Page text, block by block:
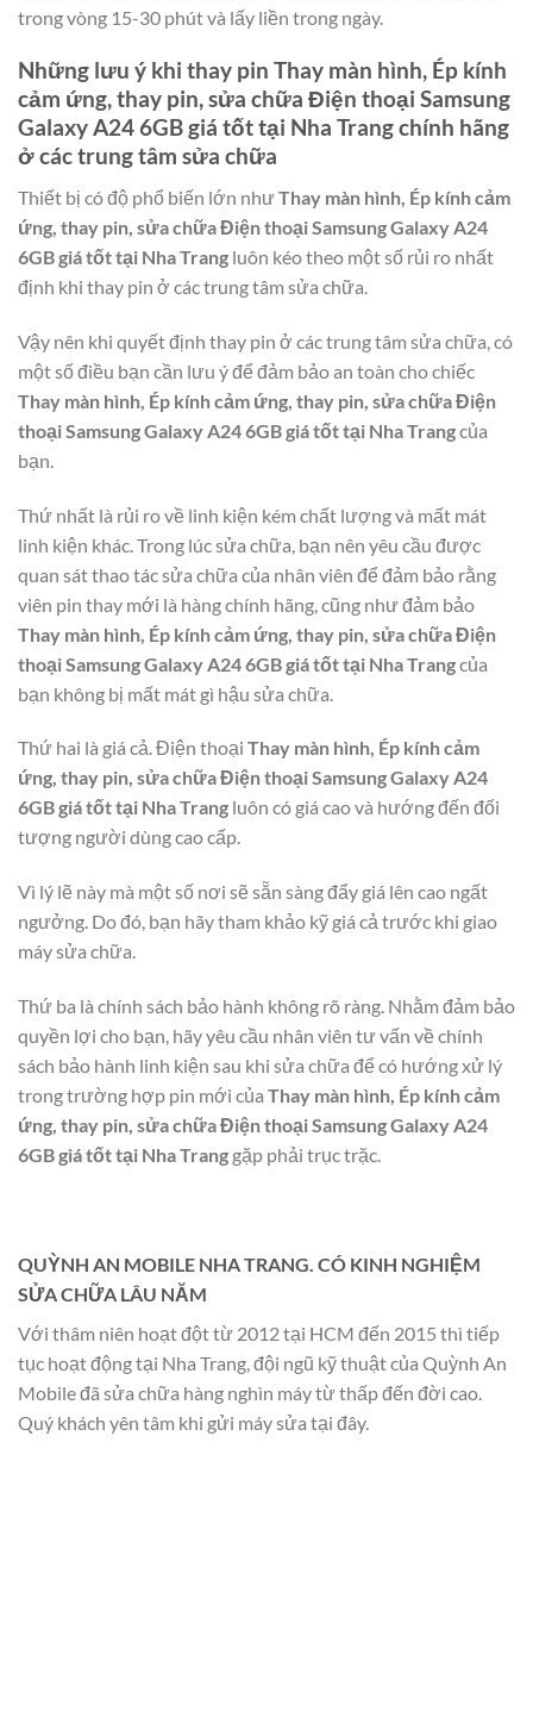
trong vòng 15-30 phút và lấy liền trong ngày.
Những lưu ý khi thay pin Thay màn hình, Ép kính
cảm ứng, thay pin, sửa chữa Điện thoại Samsung
Galaxy A24 6GB giá tốt tại Nha Trangchính hãng
ở các trung tâm sửa chữa
Thiết bị có độ phổ biến lớn nhưThay màn hình, Ép kính cảm
ứng, thay pin, sửa chữa Điện thoại Samsung Galaxy A24
6GB giá tốt tại Nha Trang luôn kéo theo một số rủi ro nhất
định khi thay pin ở các trung tâm sửa chữa.
Vậy nên khi quyết định thay pin ở các trung tâm sửa chữa, có
một số điều bạn cần lưu ý để đảm bảo an toàn cho chiếc
Thay màn hình, Ép kính cảm ứng, thay pin, sửa chữa Điện
thoại Samsung Galaxy A24 6GB giá tốt tại Nha Trangcủa
bạn.
Thứ nhất là rủi ro về linh kiện kém chất lượng và mất mát
linh kiện khác. Trong lúc sửa chữa, bạn nên yêu cầu được
quan sát thao tác sửa chữa của nhân viên để đảm bảo rằng
viên pin thay mới là hàng chính hãng, cũng như đảm bảo
Thay màn hình, Ép kính cảm ứng, thay pin, sửa chữa Điện
thoại Samsung Galaxy A24 6GB giá tốt tại Nha Trangcủa
bạn không bị mất mát gì hậu sửa chữa.
Thứ hai là giá cả. Điện thoại Thay màn hình, Ép kính cảm
ứng, thay pin, sửa chữa Điện thoại Samsung Galaxy A24
6GB giá tốt tại Nha Trang luôn có giá cao và hướng đến đối
tượng người dùng cao cấp.
Vì lý lẽ này mà một số nơi sẽ sẵn sàng đẩy giá lên cao ngất
ngưởng. Do đó, bạn hãy tham khảo kỹ giá cả trước khi giao
máy sửa chữa.
Thứ ba là chính sách bảo hành không rõ ràng. Nhằm đảm bảo
quyền lợi cho bạn, hãy yêu cầu nhân viên tư vấn về chính
sách bảo hành linh kiện sau khi sửa chữa để có hướng xử lý
trong trường hợp pin mới của Thay màn hình, Ép kính cảm
ứng, thay pin, sửa chữa Điện thoại Samsung Galaxy A24
6GB giá tốt tại Nha Trang gặp phải trục trặc.
QUỲNH AN MOBILE NHA TRANG. CÓ KINH NGHIỆM
SỬA CHỮA LÂU NĂM
Với thâm niên hoạt đột từ 2012 tại HCM đến 2015 thì tiếp
tục hoạt động tại Nha Trang, đội ngũ kỹ thuật của Quỳnh An
Mobile đã sửa chữa hàng nghìn máy từ thấp đến đời cao.
Quý khách yên tâm khi gửi máy sửa tại đây.